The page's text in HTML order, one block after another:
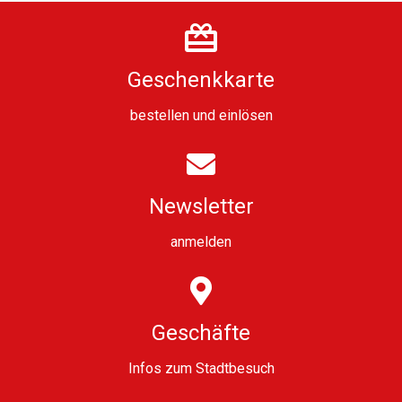
Geschenkkarte
bestellenund einlösen
Newsletter
anmelden
Geschäfte
Infos zum Stadtbesuch